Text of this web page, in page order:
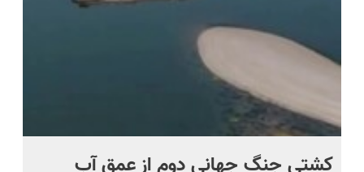
کشتی‌ جنگ جهانی دوم از عمق آب